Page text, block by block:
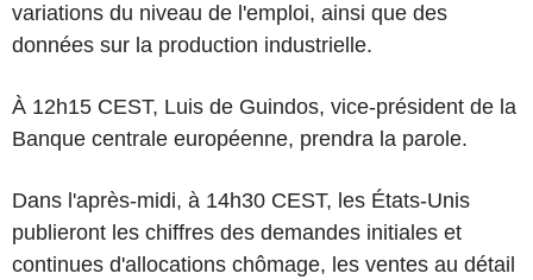
variations du niveau de l'emploi, ainsi que des
données sur la production industrielle.
À 12h15 CEST, Luis de Guindos, vice-président de la
Banque centrale européenne, prendra la parole.
Dans l'après-midi, à 14h30 CEST, les États-Unis
publieront les chiffres des demandes initiales et
continues d'allocations chômage, les ventes au détail